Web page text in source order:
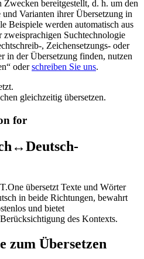
bereitgestellt, d. h. um den
Varianten ihrer Übersetzung in
Beispiele werden automatisch aus
Suchtechnologie
, Zeichensetzungs- oder
in der Übersetzung finden, nutzen
oderschreiben Sie uns.
gleichzeitig übersetzen.
for
übersetzt Texte und Wörter
in beide Richtungen, bewahrt
und bietet
des Kontexts.
zum Übersetzen